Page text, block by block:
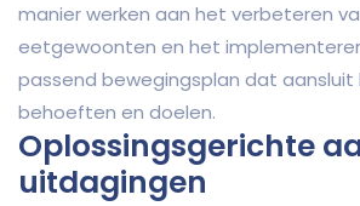
manier werken aan het verbeteren
eetgewoonten en het
passend bewegingsplan dat aansluit
behoeften en doelen.
Oplossingsgerichte
uitdagingen